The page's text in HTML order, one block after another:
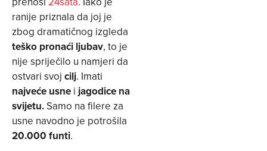
ranije priznala da joj je
zbog dramatičnog izgleda
teško pronaći ljubav, to je
nije spriječilo u namjeri da
ostvari svoj cilj. Imati
najveće usne i jagodice na
svijetu. Samo na filere za
usne navodno je potrošila
20.000 funti.